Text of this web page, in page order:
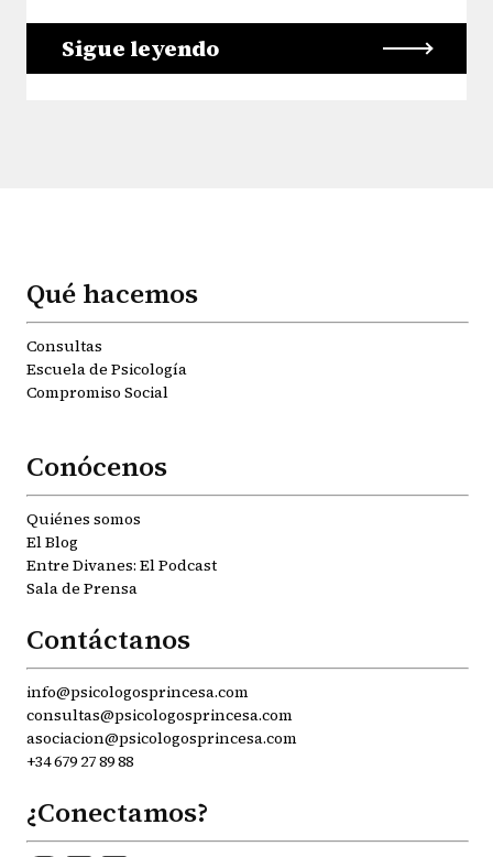
Sigue leyendo
Qué hacemos
Consultas
Escuela de Psicología
Compromiso Social
Conócenos
Quiénes somos
El Blog
Entre Divanes: El Podcast
Sala de Prensa
Contáctanos
info@psicologosprincesa.com
consultas@psicologosprincesa.com
asociacion@psicologosprincesa.com
+34 679 27 89 88
¿Conectamos?